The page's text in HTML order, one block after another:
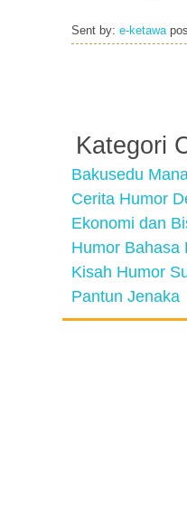
Sent by: e-ketawa
Kategori
Bakusedu
Cerita Humor
Ekonomi dan
Humor Bahasa
Kisah Humor
Pantun Jenaka